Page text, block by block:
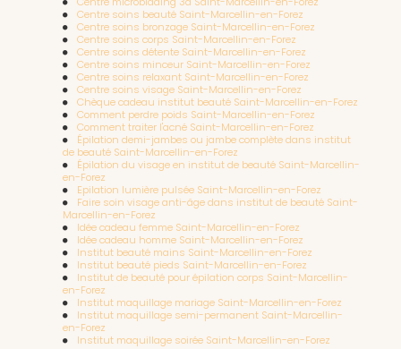
Centre soins beauté Saint-Marcellin-en-Forez
Centre soins bronzage Saint-Marcellin-en-Forez
Centre soins corps Saint-Marcellin-en-Forez
Centre soins détente Saint-Marcellin-en-Forez
Centre soins minceur Saint-Marcellin-en-Forez
Centre soins relaxant Saint-Marcellin-en-Forez
Centre soins visage Saint-Marcellin-en-Forez
Chèque cadeau institut beauté Saint-Marcellin-en-Forez
Comment perdre poids Saint-Marcellin-en-Forez
Comment traiter l'acné Saint-Marcellin-en-Forez
Épilation demi-jambes ou jambe complète dans institut
de beauté Saint-Marcellin-en-Forez
Épilation du visage en institut de beauté Saint-Marcellin-
en-Forez
Epilation lumière pulsée Saint-Marcellin-en-Forez
Faire soin visage anti-âge dans institut de beauté Saint-
Marcellin-en-Forez
Idée cadeau femme Saint-Marcellin-en-Forez
Idée cadeau homme Saint-Marcellin-en-Forez
Institut beauté mains Saint-Marcellin-en-Forez
Institut beauté pieds Saint-Marcellin-en-Forez
Institut de beauté pour épilation corps Saint-Marcellin-
en-Forez
Institut maquillage mariage Saint-Marcellin-en-Forez
Institut maquillage semi-permanent Saint-Marcellin-
en-Forez
Institut maquillage soirée Saint-Marcellin-en-Forez